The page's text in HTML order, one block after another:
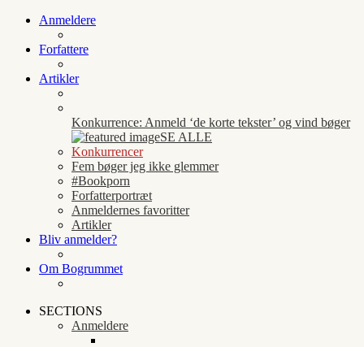
Anmeldere
Forfattere
Artikler
Konkurrence: Anmeld ‘de korte tekster’ og vind bøger
SE ALLE
Konkurrencer
Fem bøger jeg ikke glemmer
#Bookporn
Forfatterportræt
Anmeldernes favoritter
Artikler
Bliv anmelder?
Om Bogrummet
SECTIONS
Anmeldere